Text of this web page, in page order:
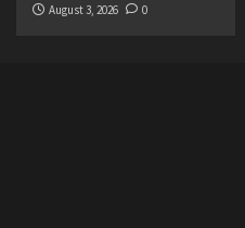
August 3, 2026
0